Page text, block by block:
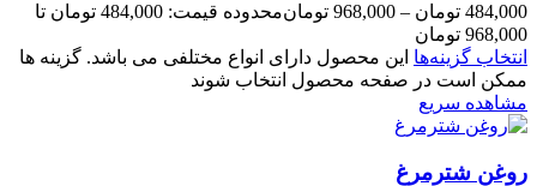
484,000 تومان –
968,000 تومان
محدوده قیمت: 484,000 تومان تا
968,000 تومان
انتخاب گزینه‌ها این محصول دارای انواع مختلفی می باشد. گزینه ها
ممکن است در صفحه محصول انتخاب شوند
مشاهده سریع
روغن شترمرغ